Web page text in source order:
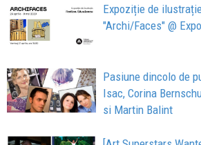
Expoziție de
"Archi/Faces" @
Pasiune dincolo de
Isac, Corina
si Martin Balint